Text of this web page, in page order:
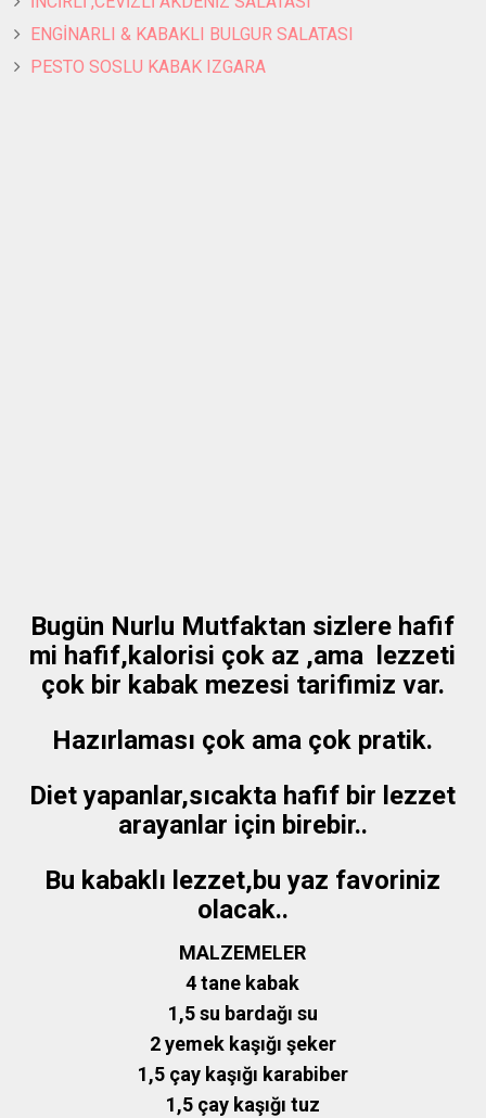
ENGİNARLI & KABAKLI BULGUR SALATASI
PESTO SOSLU KABAK IZGARA
Bugün Nurlu Mutfaktan sizlere hafif
mi hafif,kalorisi çok az ,ama lezzeti
çok bir kabak mezesi tarifimiz var.
Hazırlaması çok ama çok pratik.
Diet yapanlar,sıcakta hafif bir lezzet
arayanlar için birebir..
Bu kabaklı lezzet,bu yaz favoriniz
olacak..
MALZEMELER
4 tane kabak
1,5 su bardağı su
2 yemek kaşığı şeker
1,5 çay kaşığı karabiber
1,5 çay kaşığı tuz